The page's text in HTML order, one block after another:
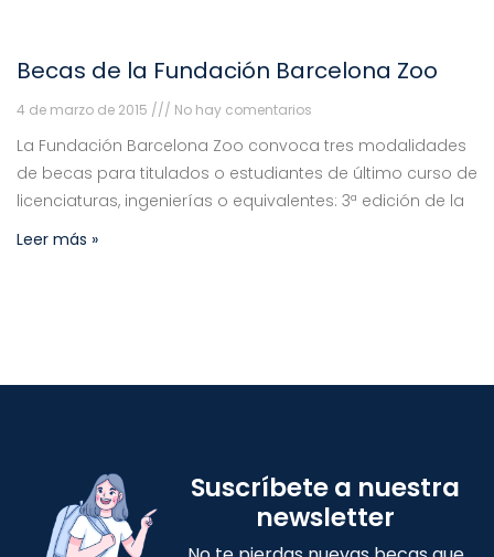
Becas de la Fundación Barcelona Zoo
4 de marzo de 2015 No hay comentarios
La Fundación Barcelona Zoo convoca tres modalidades
de becas para titulados o estudiantes de último curso de
licenciaturas, ingenierías o equivalentes: 3ª edición de la
Leer más »
Suscríbete a nuestra
newsletter